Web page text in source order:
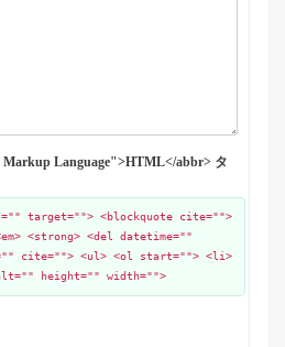
Language">HTML</abbr> タ
target=""> <blockquote cite="">
<strong> <del datetime=""
cite=""> <ul> <ol start=""> <li>
height="" width="">